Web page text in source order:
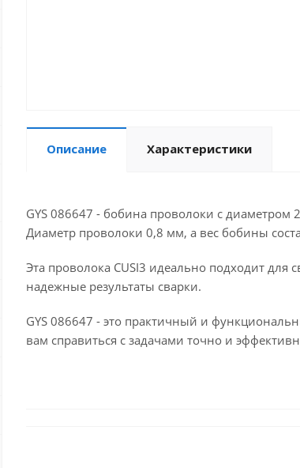
Описание Характеристики
GYS 086647 - бобина проволоки с диаметром
Диаметр проволоки 0,8 мм, а вес бобины
Эта проволока CUSI3 идеально подходит
надежные результаты сварки.
GYS 086647 - это практичный и
вам справиться с задачами точно и